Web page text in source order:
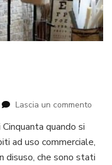
Lascia un commento
quando si
ad uso commerciale,
disuso, che sono stati